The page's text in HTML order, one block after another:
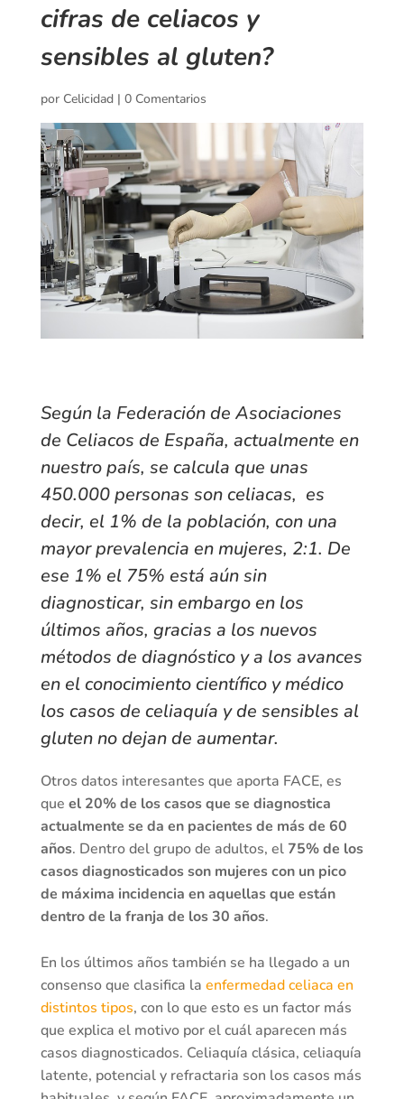
cifras de celiacos y
sensibles al gluten?
por Celicidad| 0 Comentarios
Según la Federación de Asociaciones
de Celiacos de España, actualmente en
nuestro país, se calcula que unas
450.000 personas son celiacas, es
decir, el 1% de la población, con una
mayor prevalencia en mujeres, 2:1. De
ese 1% el 75% está aún sin
diagnosticar, sin embargo en los
últimos años, gracias a los nuevos
métodos de diagnóstico y a los avances
en el conocimiento científico y médico
los casos de celiaquía y de sensibles al
gluten no dejan de aumentar.
Otros datos interesantes que aporta FACE, es
que el 20% de los casos que se diagnostica
actualmente se da en pacientes de más de 60
años. Dentro del grupo de adultos, el75% de los
casos diagnosticados son mujeres con un pico
de máxima incidencia en aquellas que están
dentro de la franja de los 30 años.
En los últimos años también se ha llegado a un
consenso que clasifica la enfermedad celiaca en
distintos tipos, con lo que esto es un factor más
que explica el motivo por el cuál aparecen más
casos diagnosticados. Celiaquía clásica, celiaquía
latente, potencial y refractaria son los casos más